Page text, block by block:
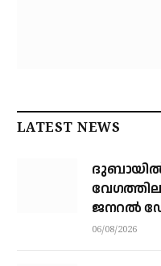
LATEST NEWS
ജനറൽ
06/08/2026